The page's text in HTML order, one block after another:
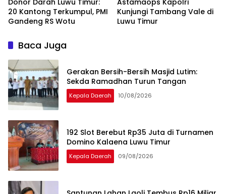
20 Kantong Terkumpul, PMI
Gandeng RS Wotu
Kunjungi Tambang Vale di
Luwu Timur
Baca Juga
Gerakan Bersih-Bersih Masjid Lutim:
Sekda Ramadhan Turun Tangan
Kepala Daerah 10/08/2026
192 Slot Berebut Rp35 Juta di Turnamen
Domino Kalaena Luwu Timur
Kepala Daerah 09/08/2026